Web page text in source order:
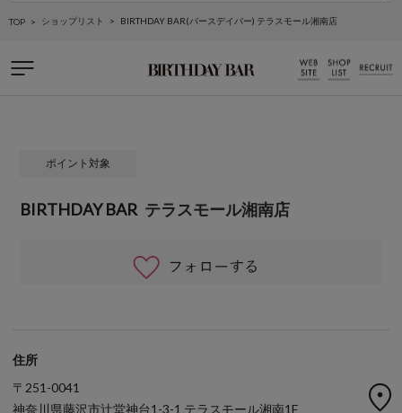
TOP ショップリスト BIRTHDAY BAR(バースデイバー) テラスモール湘南店
ポイント対象
BIRTHDAY BAR テラスモール湘南店